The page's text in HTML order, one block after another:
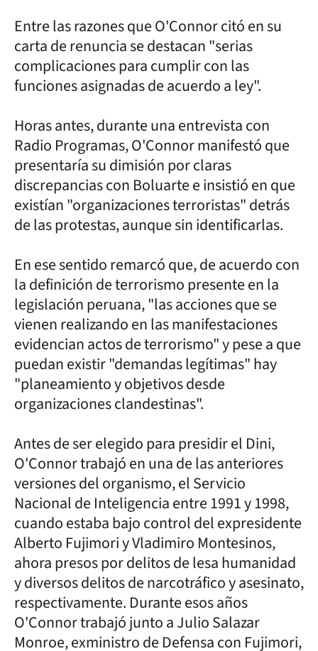
Entre las razones que O'Connor citó en su
carta de renuncia se destacan "serias
complicaciones para cumplir con las
funciones asignadas de acuerdo a ley".
Horas antes, durante una entrevista con
Radio Programas, O'Connor manifestó que
presentaría su dimisión por claras
discrepancias con Boluarte e insistió en que
existían "organizaciones terroristas" detrás
de las protestas, aunque sin identificarlas.
En ese sentido remarcó que, de acuerdo con
la definición de terrorismo presente en la
legislación peruana, "las acciones que se
vienen realizando en las manifestaciones
evidencian actos de terrorismo" y pese a que
puedan existir "demandas legítimas" hay
"planeamiento y objetivos desde
organizaciones clandestinas".
Antes de ser elegido para presidir el Dini,
O'Connor trabajó en una de las anteriores
versiones del organismo, el Servicio
Nacional de Inteligencia entre 1991 y 1998,
cuando estaba bajo control del expresidente
Alberto Fujimori y Vladimiro Montesinos,
ahora presos por delitos de lesa humanidad
y diversos delitos de narcotráfico y asesinato,
respectivamente. Durante esos años
O'Connor trabajó junto a Julio Salazar
Monroe, exministro de Defensa con Fujimori,